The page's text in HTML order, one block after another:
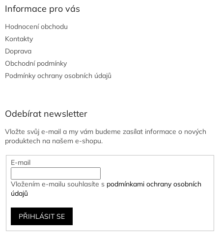
Informace pro vás
Hodnocení obchodu
Kontakty
Doprava
Obchodní podmínky
Podmínky ochrany osobních údajů
Odebírat newsletter
Vložte svůj e-mail a my vám budeme zasílat informace o nových
produktech na našem e-shopu.
E-mail
Vložením e-mailu souhlasíte s podmínkami ochrany osobních
údajů
PŘIHLÁSIT SE